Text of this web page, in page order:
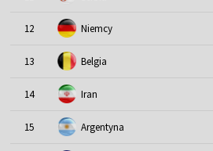
12 Niemcy
13 Belgia
14 Iran
15 Argentyna